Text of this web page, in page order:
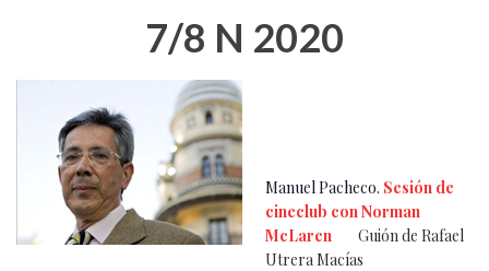
7/8 N 2020
Manuel Pacheco. Sesión de
cineclub con Norman
McLaren
Guión de Rafael
Utrera Macías